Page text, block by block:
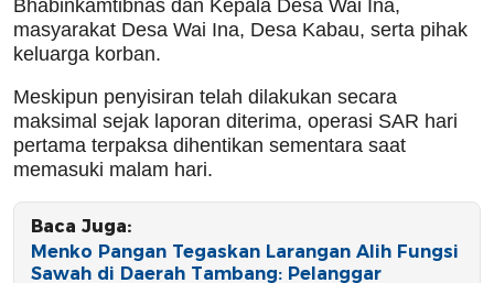
Bhabinkamtibnas dan Kepala Desa Wai Ina,
masyarakat Desa Wai Ina, Desa Kabau, serta pihak
keluarga korban.
Meskipun penyisiran telah dilakukan secara
maksimal sejak laporan diterima, operasi SAR hari
pertama terpaksa dihentikan sementara saat
memasuki malam hari.
Baca Juga:
Menko Pangan Tegaskan Larangan Alih Fungsi
Sawah di Daerah Tambang: Pelanggar